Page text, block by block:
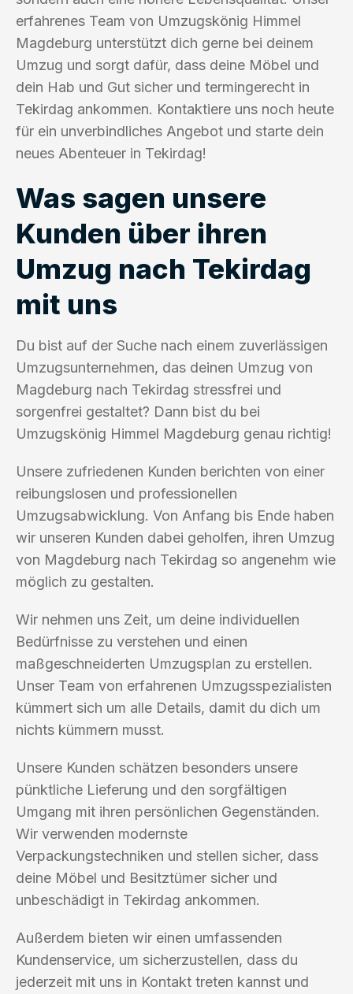
erfahrenes Team von Umzugskönig Himmel
Magdeburg unterstützt dich gerne bei deinem
Umzug und sorgt dafür, dass deine Möbel und
dein Hab und Gut sicher und termingerecht in
Tekirdag ankommen. Kontaktiere uns noch heute
für ein unverbindliches Angebot und starte dein
neues Abenteuer in Tekirdag!
Was sagen unsere
Kunden über ihren
Umzug nach Tekirdag
mit uns
Du bist auf der Suche nach einem zuverlässigen
Umzugsunternehmen, das deinen Umzug von
Magdeburg nach Tekirdag stressfrei und
sorgenfrei gestaltet? Dann bist du bei
Umzugskönig Himmel Magdeburg genau richtig!
Unsere zufriedenen Kunden berichten von einer
reibungslosen und professionellen
Umzugsabwicklung. Von Anfang bis Ende haben
wir unseren Kunden dabei geholfen, ihren Umzug
von Magdeburg nach Tekirdag so angenehm wie
möglich zu gestalten.
Wir nehmen uns Zeit, um deine individuellen
Bedürfnisse zu verstehen und einen
maßgeschneiderten Umzugsplan zu erstellen.
Unser Team von erfahrenen Umzugsspezialisten
kümmert sich um alle Details, damit du dich um
nichts kümmern musst.
Unsere Kunden schätzen besonders unsere
pünktliche Lieferung und den sorgfältigen
Umgang mit ihren persönlichen Gegenständen.
Wir verwenden modernste
Verpackungstechniken und stellen sicher, dass
deine Möbel und Besitztümer sicher und
unbeschädigt in Tekirdag ankommen.
Außerdem bieten wir einen umfassenden
Kundenservice, um sicherzustellen, dass du
jederzeit mit uns in Kontakt treten kannst und